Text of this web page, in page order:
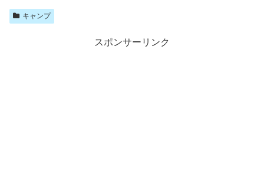
キャンプ
スポンサーリンク